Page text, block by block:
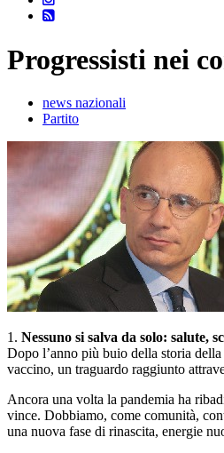
Progressisti nei
news nazionali
Partito
1. Nessuno si salva da solo: salute,
Dopo l’anno più buio della storia
vaccino, un traguardo raggiunto
Ancora una volta la pandemia ha
vince. Dobbiamo, come comunità,
una nuova fase di rinascita, energie